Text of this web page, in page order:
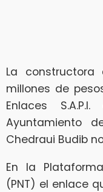
La
millones de
Enlaces
Ayuntamiento
Chedraui Budib
En la
(PNT) el enlace